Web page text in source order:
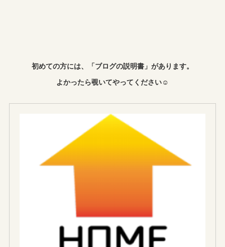
初めての方には、「ブログの説明書」があります。
よかったら覗いてやってください☺︎